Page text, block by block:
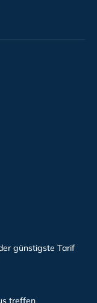
günstigste Tarif
treffen